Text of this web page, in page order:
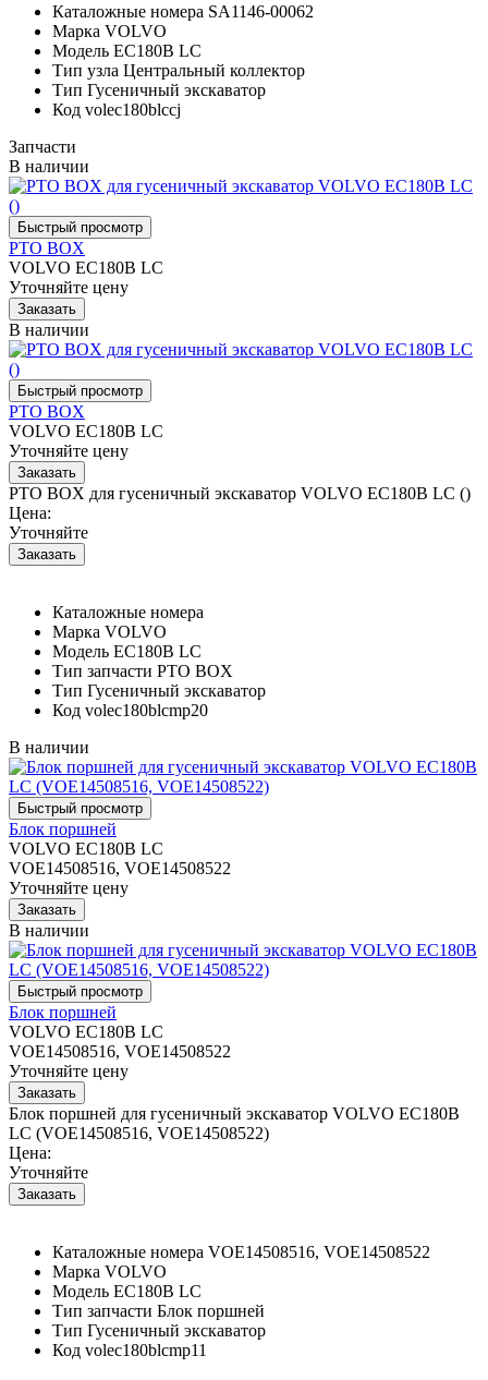
Каталожные номера SA1146-00062
Марка VOLVO
Модель EC180B LC
Тип узла Центральный коллектор
Тип Гусеничный экскаватор
Код volec180blccj
Запчасти
В наличии
PTO BOX
VOLVO EC180B LC
Уточняйте цену
В наличии
PTO BOX
VOLVO EC180B LC
Уточняйте цену
PTO BOX для гусеничный экскаватор VOLVO EC180B LC ()
Цена:
Уточняйте
Каталожные номера
Марка VOLVO
Модель EC180B LC
Тип запчасти PTO BOX
Тип Гусеничный экскаватор
Код volec180blcmp20
В наличии
Блок поршней
VOLVO EC180B LC
VOE14508516, VOE14508522
Уточняйте цену
В наличии
Блок поршней
VOLVO EC180B LC
VOE14508516, VOE14508522
Уточняйте цену
Блок поршней для гусеничный экскаватор VOLVO EC180B
LC (VOE14508516, VOE14508522)
Цена:
Уточняйте
Каталожные номера VOE14508516, VOE14508522
Марка VOLVO
Модель EC180B LC
Тип запчасти Блок поршней
Тип Гусеничный экскаватор
Код volec180blcmp11